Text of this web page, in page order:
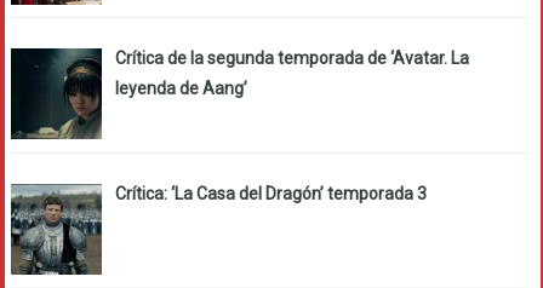
Crítica de la segunda temporada de ‘Avatar. La
leyenda de Aang’
Crítica: ‘La Casa del Dragón’ temporada 3